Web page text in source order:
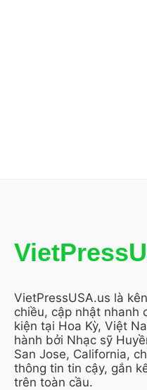
VietPressUSA.us là
chiều, cập nhật nhanh
kiện tại Hoa Kỳ, Việt
hành bởi Nhạc sỹ
San Jose, California,
thông tin tin cậy, gắn
trên toàn cầu.